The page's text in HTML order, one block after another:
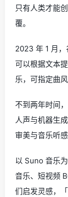
只有人类才能
覆。
2023 年 1 月
可以根据文本
乐，可指定曲
不到两年时间
人声与机器生
审美与音乐听
以 Suno 音乐
音乐、短视频
们启发灵感，